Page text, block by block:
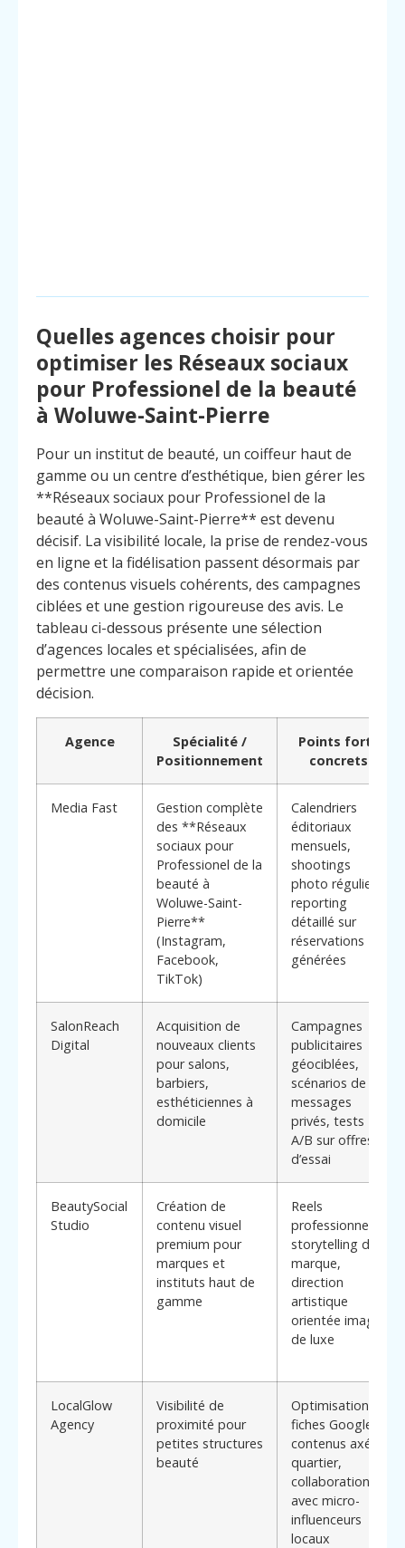
Quelles agences choisir pour
optimiser les Réseaux sociaux
pour Professionel de la beauté
à Woluwe-Saint-Pierre
Pour un institut de beauté, un coiffeur haut de
gamme ou un centre d’esthétique, bien gérer les
**Réseaux sociaux pour Professionel de la
beauté à Woluwe-Saint-Pierre** est devenu
décisif. La visibilité locale, la prise de rendez-vous
en ligne et la fidélisation passent désormais par
des contenus visuels cohérents, des campagnes
ciblées et une gestion rigoureuse des avis. Le
tableau ci-dessous présente une sélection
d’agences locales et spécialisées, afin de
permettre une comparaison rapide et orientée
décision.
Agence
Spécialité /
Positionnement
Points forts
concrets
Media Fast
Gestion complète
des **Réseaux
sociaux pour
Professionel de la
beauté à
Woluwe-Saint-
Pierre**
(Instagram,
Facebook,
TikTok)
Calendriers
éditoriaux
mensuels,
shootings
photo réguliers,
reporting
détaillé sur
réservations
générées
SalonReach
Digital
Acquisition de
nouveaux clients
pour salons,
barbiers,
esthéticiennes à
domicile
Campagnes
publicitaires
géociblées,
scénarios de
messages
privés, tests
A/B sur offres
d’essai
BeautySocial
Studio
Création de
contenu visuel
premium pour
marques et
instituts haut de
gamme
Reels
professionnels,
storytelling de
marque,
direction
artistique
orientée image
de luxe
LocalGlow
Agency
Visibilité de
proximité pour
petites structures
beauté
Optimisation
fiches Google,
contenus axés
quartier,
collaboration
avec micro-
influenceurs
locaux